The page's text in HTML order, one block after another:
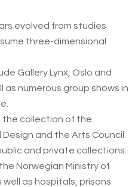
evolved from studies
three-dimensional
Gallery Lynx, Oslo and
numerous group shows in
the collection of the
and the Arts Council
and private collections.
Norwegian Ministry of
as hospitals, prisons